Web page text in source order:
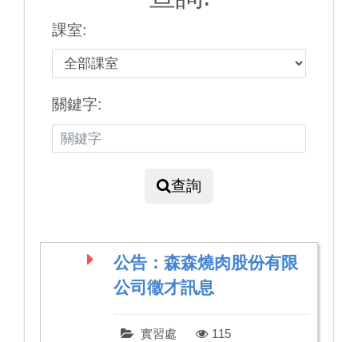
課室:
關鍵字:
查詢
公告：森森燒肉股份有限
公司徵才訊息
實習處
115